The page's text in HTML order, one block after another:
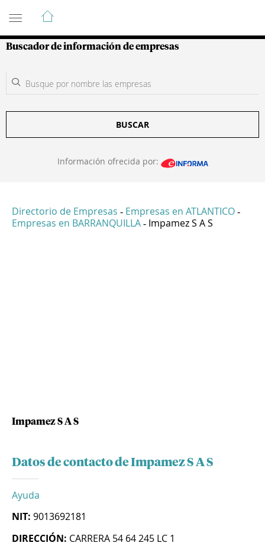
Guía de Empresas Colombianas
Buscador de información de empresas
BUSCAR
Información ofrecida por:
Directorio de Empresas - Empresas en ATLANTICO -
Empresas en BARRANQUILLA - Impamez S A S
Impamez S A S
Datos de contacto de Impamez S A S
Ayuda
NIT: 9013692181
DIRECCIÓN: CARRERA 54 64 245 LC 1